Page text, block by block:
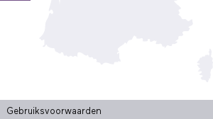
Gebruiksvoorwaarden